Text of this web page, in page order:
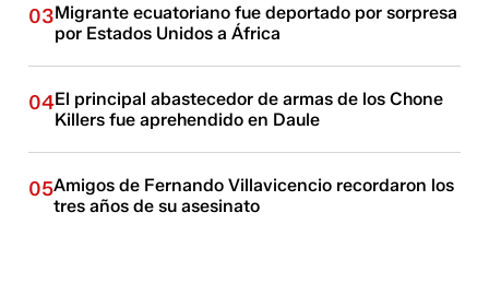
03Migrante ecuatoriano fue deportado por sorpresa
por Estados Unidos a África
04El principal abastecedor de armas de los Chone
Killers fue aprehendido en Daule
05Amigos de Fernando Villavicencio recordaron los
tres años de su asesinato